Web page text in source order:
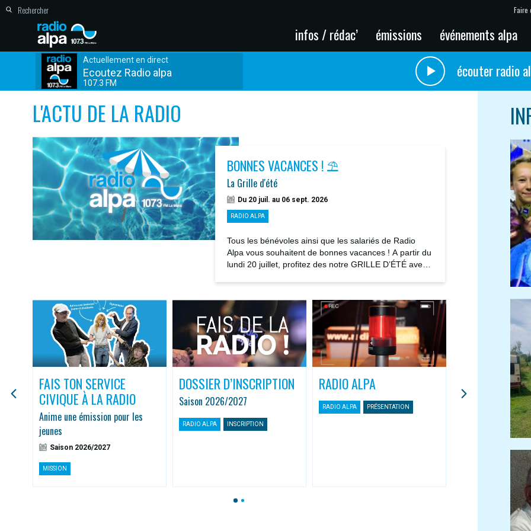
Faire
infos / rédac’ émissions événements alpa
Actuellement en direct
Ecoutez Radio alpa
107.3 FM
écouter radio
L'ACTU DE LA RADIO
BONNES VACANCES ! ⛱️
La Grille d'été
Du 20 juil. au 06 sept. 2026
RADIO ALPA
Tous les bénévoles ainsi que les salariés de Radio
Alpa vous souhaitent de bonnes vacances ! A partir du
lundi 20 juillet, profitez des notre GRILLE D’ÉTÉ avec
FAIS TON SERVICE
CIVIQUE À LA RADIO
Anime une émission pour les
jeunes
Saison 2026/2027
MISSION
DOSSIER D’INSCRIPTION
Saison 2026/2027
RADIO ALPA INSCRIPTION
RADIO ALPA
RADIO ALPA PRÉSENTATION
L’APPLI
ASSOCIATIVES
Une nouvelle